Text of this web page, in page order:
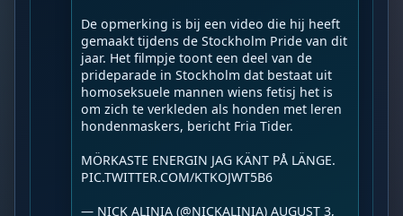
De opmerking is bij een video die hij heeft
gemaakt tijdens de Stockholm Pride van dit
jaar. Het filmpje toont een deel van de
prideparade in Stockholm dat bestaat uit
homoseksuele mannen wiens fetisj het is
om zich te verkleden als honden met leren
hondenmaskers, bericht Fria Tider.
MÖRKASTE ENERGIN JAG KÄNT PÅ LÄNGE.
PIC.TWITTER.COM/KTKOJWT5B6
— NICK ALINIA (@NICKALINIA) AUGUST 3,